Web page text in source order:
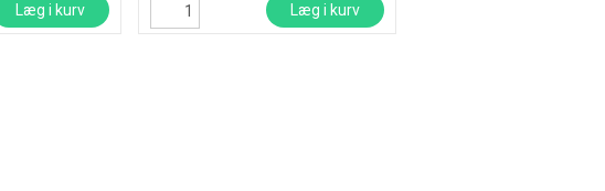
Læg i kurv Læg i kurv